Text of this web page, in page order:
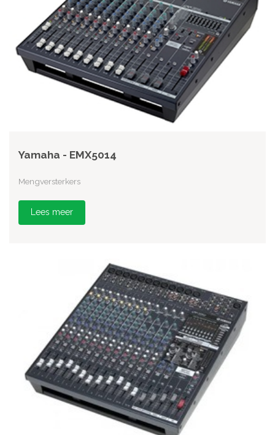
Yamaha - EMX5014
Mengversterkers
Lees meer